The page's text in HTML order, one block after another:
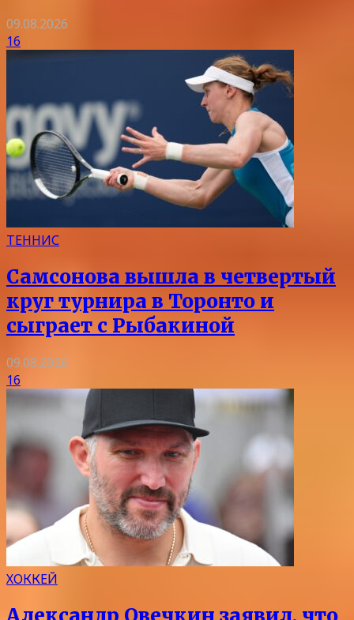
09.08.2026
16
ТЕННИС
Самсонова вышла в четвертый
круг турнира в Торонто и
сыграет с Рыбакиной
09.08.2026
16
ХОККЕЙ